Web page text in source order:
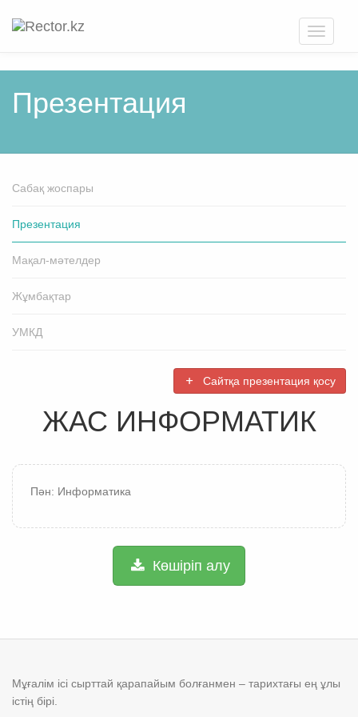
Toggle
Презентация
Cабақ жоспары
Презентация
Мақал-мәтелдер
Жұмбақтар
УМКД
Сайтқа презентация қосу
ЖАС ИНФОРМАТИК
Пән: Информатика
Көшіріп алу
Мұғалім ісі сырттай қарапайым болғанмен – тарихтағы ең ұлы
істің бірі.